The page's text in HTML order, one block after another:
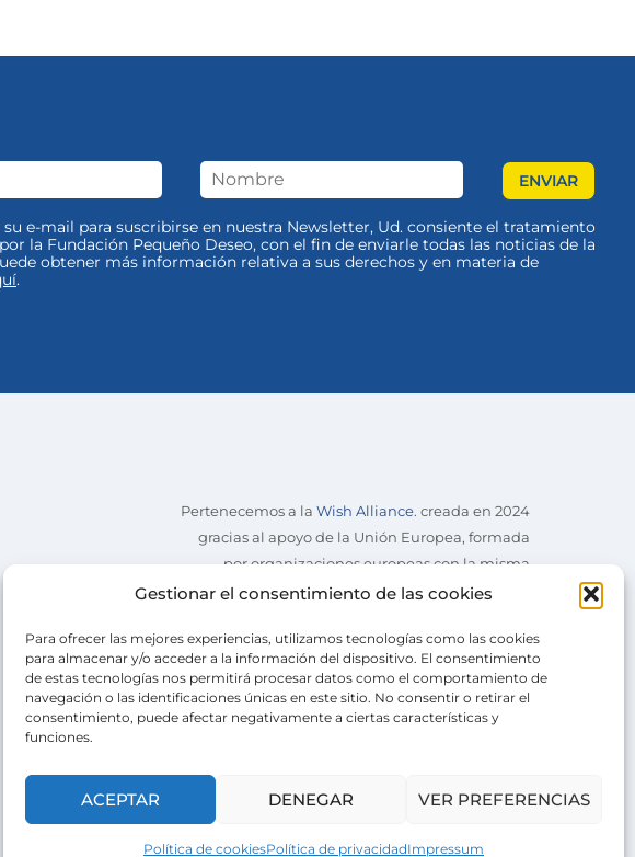
Gestionar el consentimiento de las cookies
Para ofrecer las mejores experiencias, utilizamos tecnologías como las cookies
para almacenar y/o acceder a la información del dispositivo. El consentimiento
de estas tecnologías nos permitirá procesar datos como el comportamiento de
navegación o las identificaciones únicas en este sitio. No consentir o retirar el
consentimiento, puede afectar negativamente a ciertas características y
funciones.
ACEPTAR DENEGAR VER PREFERENCIAS
Política de cookiesPolítica de privacidadImpressum
e-mail para suscribirse en nuestra Newsletter, Ud. consiente el tratamiento
la Fundación Pequeño Deseo, con el fin de enviarle todas las noticias de la
obtener más información relativa a sus derechos y en materia de
.
Pertenecemos a la Wish Alliance. creada en 2024
gracias al apoyo de la Unión Europea, formada
por organizaciones europeas con la misma
misión.